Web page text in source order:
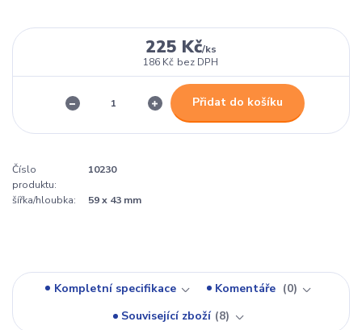
225 Kč/ks
186 Kč bez DPH
Přidat do košíku
Číslo
produktu:
10230
šířka/hloubka: 59 x 43 mm
Kompletní specifikace Komentáře
0
Související zboží 8